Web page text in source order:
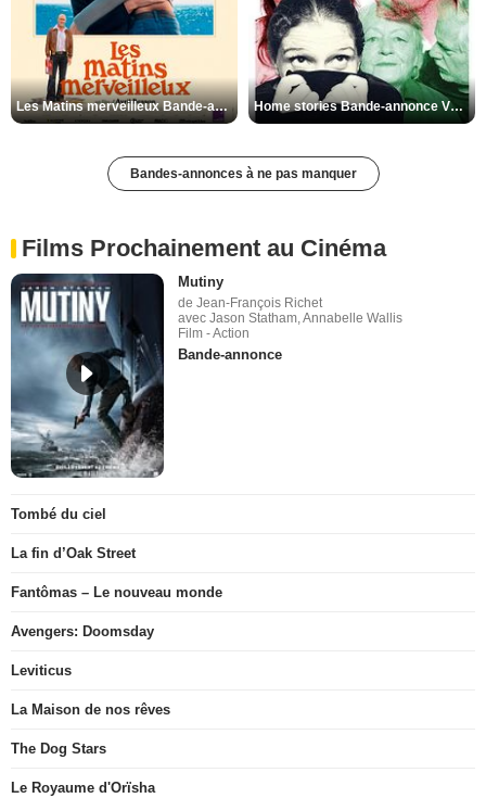
Les Matins merveilleux Bande-annonce VF Home stories Bande-annonce VO STFR
Bandes-annonces à ne pas manquer
Films Prochainement au Cinéma
Mutiny
de Jean-François Richet
avec Jason Statham, Annabelle Wallis
Film - Action
Bande-annonce
Tombé du ciel
La fin d’Oak Street
Fantômas – Le nouveau monde
Avengers: Doomsday
Leviticus
La Maison de nos rêves
The Dog Stars
Le Royaume d'Orïsha